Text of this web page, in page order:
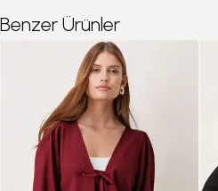
Benzer Ürünler